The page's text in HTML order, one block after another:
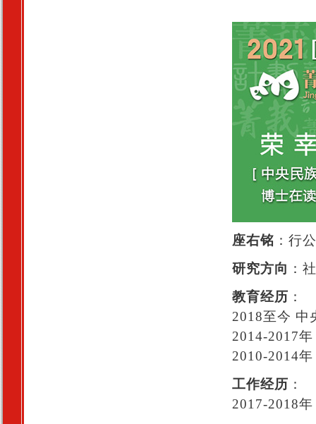
座右铭 ：行
研究方向 ：
教育经历 ：
2018至今 中
2014-2017
2010-2014
工作经历 ：
2017-2018